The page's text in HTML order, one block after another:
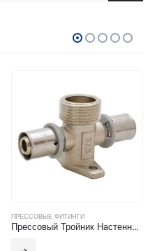
ПРЕССОВЫЕ ФИТИНГИ
Прессовый Тройник Настенный С Креплением И С Наружной Резьбой